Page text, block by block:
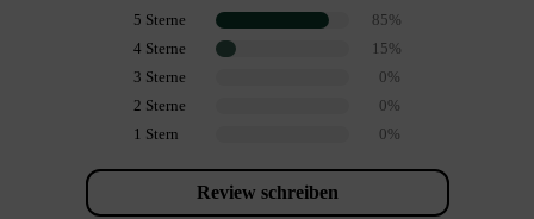
5 Sterne
85%
4 Sterne
15%
3 Sterne
0%
2 Sterne
0%
1 Stern
0%
Review schreiben